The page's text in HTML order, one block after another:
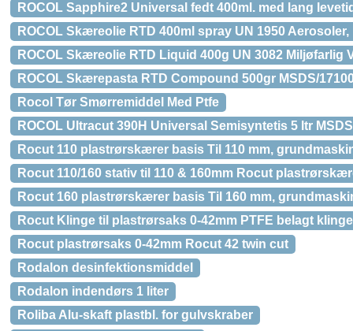
ROCOL Sapphire2 Universal fedt 400ml. med lang
ROCOL Skæreolie RTD 400ml spray UN 1950
ROCOL Skæreolie RTD Liquid 400g UN 3082 Miljøfarlig
ROCOL Skærepasta RTD Compound 500gr MSDS/
Rocol Tør Smørremiddel Med Ptfe
ROCOL Ultracut 390H Universal Semisyntetis 5 ltr
Rocut 110 plastrørskærer basis Til 110 mm,
Rocut 110/160 stativ til 110 & 160mm Rocut
Rocut 160 plastrørskærer basis Til 160 mm,
Rocut Klinge til plastrørsaks 0-42mm PTFE belagt
Rocut plastrørsaks 0-42mm Rocut 42 twin cut
Rodalon desinfektionsmiddel
Rodalon indendørs 1 liter
Roliba Alu-skaft plastbl. for gulvskraber